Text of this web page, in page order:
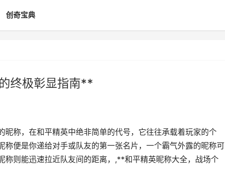
创奇宝典
终极彰显指南**
称，在和平精英中绝非简单的代号，它往往承载着玩家的个
便是你递给对手或队友的第一张名片，一个霸气外露的昵称可
称则能迅速拉近队友间的距离，,**和平精英昵称大全，战场个